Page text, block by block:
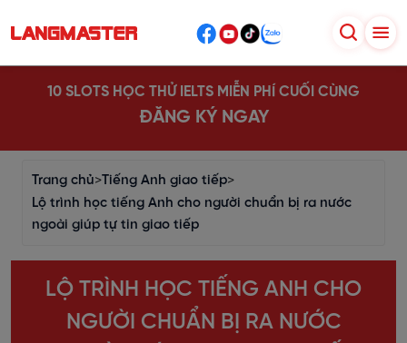
10 SLOTS HỌC THỬ IELTS MIỄN PHÍ CUỐI CÙNG
ĐĂNG KÝ NGAY
Trang chủ>Tiếng Anh giao tiếp>
Lộ trình học tiếng Anh cho người chuẩn bị ra nước
ngoài giúp tự tin giao tiếp
LỘ TRÌNH HỌC TIẾNG ANH CHO
NGƯỜI CHUẨN BỊ RA NƯỚC